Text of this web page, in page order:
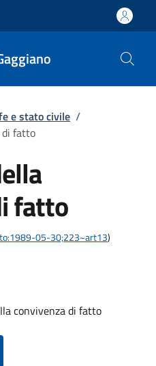
e stato civile /
di fatto
fatto
05-30;223~art13)
convivenza di fatto